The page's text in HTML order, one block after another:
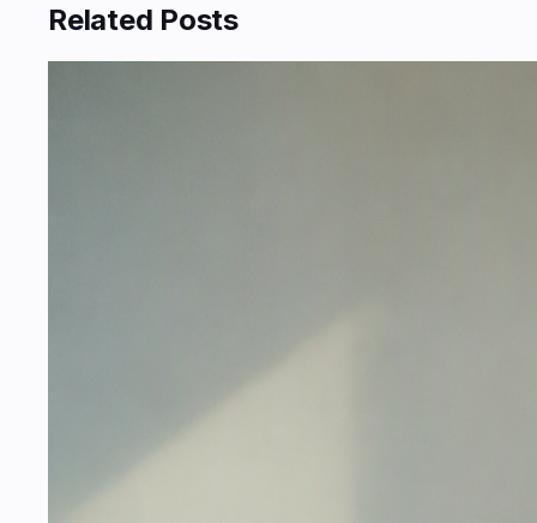
Related Posts